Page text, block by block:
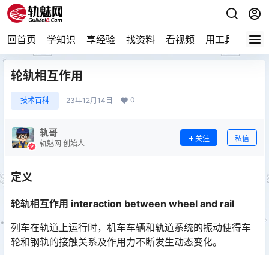
回首页 学知识 享经验 找资料 看视频 用工具 论技
轮轨相互作用
技术百科 23年12月14日 0
轨哥
轨魅网 创始人
关注 私信
定义
轮轨相互作用 interaction between wheel and rail
列车在轨道上运行时，机车车辆和轨道系统的振动使得车
轮和钢轨的接触关系及作用力不断发生动态变化。